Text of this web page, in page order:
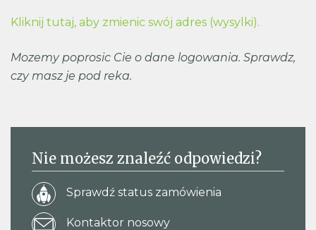
Kliknij tutaj, aby zmienic swój adres (wysylki).
Mozemy poprosic Cie o dane logowania. Sprawdz,
czy masz je pod reka.
Nie możesz znaleźć odpowiedzi?
Sprawdź status zamówienia
Kontaktor nosowy